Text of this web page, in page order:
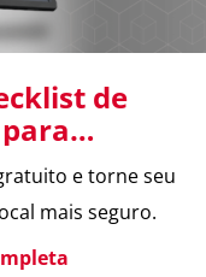
de
e torne seu
mais seguro.